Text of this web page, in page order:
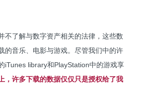
不了解与数字资产相关的法律，这些数
的音乐、电影与游戏。尽管我们中的许
iTunes library和PlayStation中的游戏享
，许多下载的数据仅仅只是授权给了我